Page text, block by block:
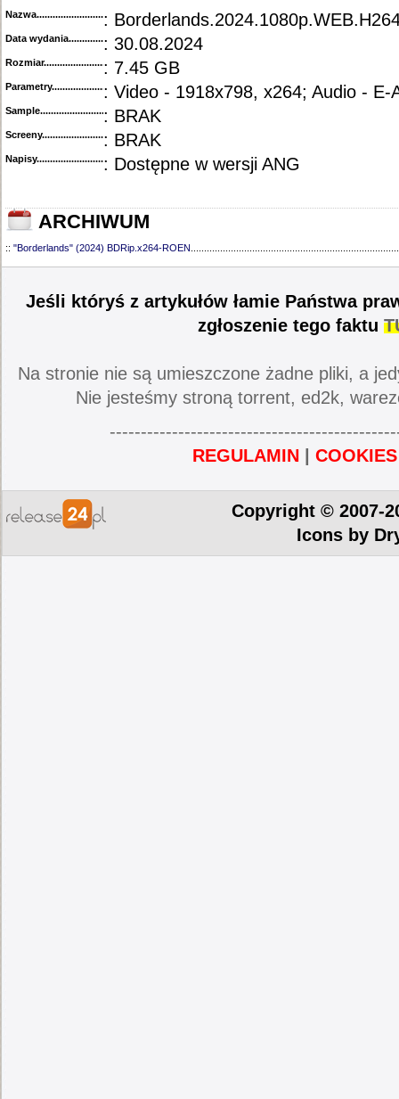
Nazwa.............................................
:
Data wydania......................................
: 30.08.2024
Rozmiar...........................................
: 7.45 GB
Parametry.........................................: Video - 1918x798, x264; Audio - E-
Sample............................................
: BRAK
Screeny...........................................
: BRAK
Napisy............................................: Dostępne w wersji ANG
ARCHIWUM
:: "Borderlands" (2024) BDRip.x264-ROEN
Jeśli któryś z artykułów łamie Państwa
zgłoszenie tego faktu
Na stronie nie są umieszczone żadne pliki, a
Nie jesteśmy stroną torrent, ed2k,
REGULAMIN
COOKIES
Copyright © 2007-
Icons by